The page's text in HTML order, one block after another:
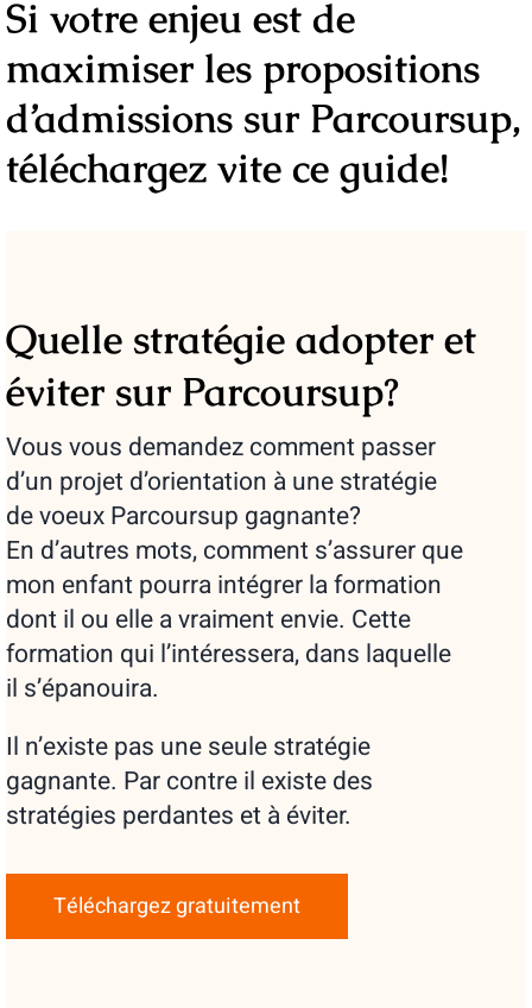
Si votre enjeu est de
maximiser les propositions
d’admissions sur Parcoursup,
téléchargez vite ce guide!
Quelle stratégie adopter et
éviter sur Parcoursup?
Vous vous demandez comment passer
d’un projet d’orientation à une stratégie
de voeux Parcoursup gagnante?
En d’autres mots, comment s’assurer que
mon enfant pourra intégrer la formation
dont il ou elle a vraiment envie. Cette
formation qui l’intéressera, dans laquelle
il s’épanouira.
Il n’existe pas une seule stratégie
gagnante. Par contre il existe des
stratégies perdantes et à éviter.
Téléchargez gratuitement